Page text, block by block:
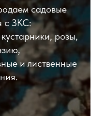
садовые
с ЗКС:
розы,
и лиственные